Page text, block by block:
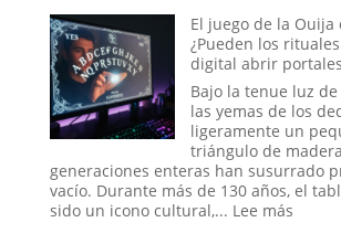
caso
del
abducido
de
Amaicha:
¿Un
viaje
a
las
estrellas
El juego de la Ouija
¿Pueden los
digital abrir
Bajo la tenue luz
las yemas de los
ligeramente un
triángulo de
generaciones enteras han susurrado
vacío. Durante más de 130 años, el
sido un icono cultural,... Lee más: